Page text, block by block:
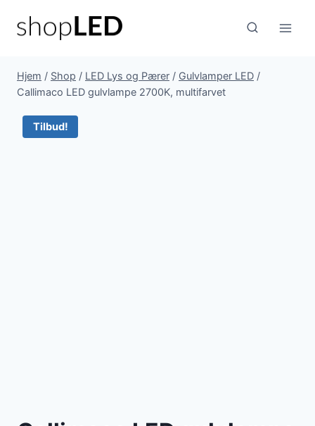
Hjem / Shop / LED Lys og Pærer / Gulvlamper LED /
Callimaco LED gulvlampe 2700K, multifarvet
Tilbud!